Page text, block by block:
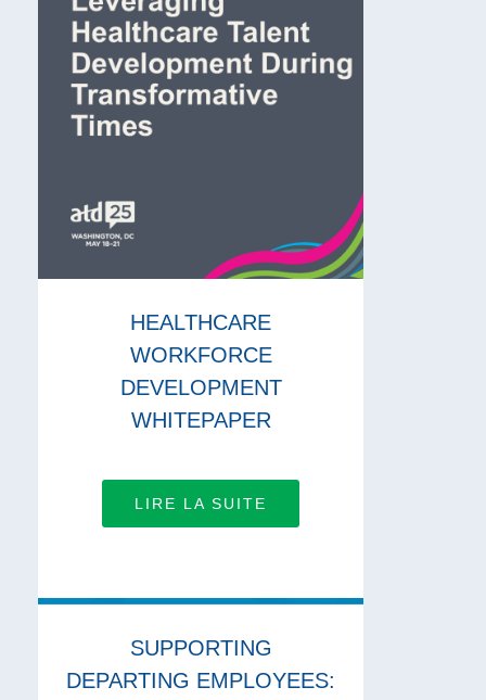
HEALTHCARE
WORKFORCE
DEVELOPMENT
WHITEPAPER
LIRE LA SUITE
SUPPORTING
DEPARTING EMPLOYEES: